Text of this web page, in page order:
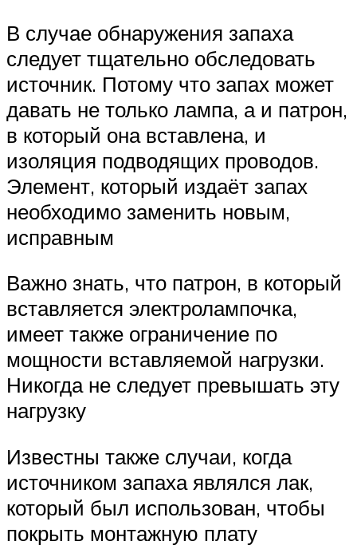
В случае обнаружения запаха
следует тщательно обследовать
источник. Потому что запах может
давать не только лампа, а и патрон,
в который она вставлена, и
изоляция подводящих проводов.
Элемент, который издаёт запах
необходимо заменить новым,
исправным
Важно знать, что патрон, в который
вставляется электролампочка,
имеет также ограничение по
мощности вставляемой нагрузки.
Никогда не следует превышать эту
нагрузку
Известны также случаи, когда
источником запаха являлся лак,
который был использован, чтобы
покрыть монтажную плату